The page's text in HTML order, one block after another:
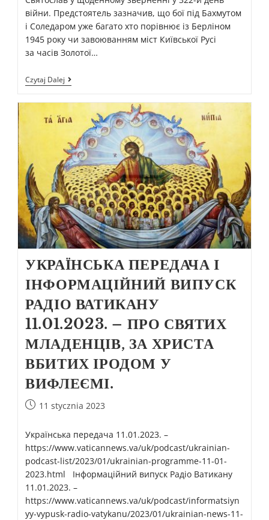
війни. Предстоятель зазначив, що бої під Бахмутом
і Соледаром уже багато хто порівнює із Берліном
1945 року чи завоюванням міст Київської Русі
за часів Золотої…
Czytaj Dalej
УКРАЇНСЬКА ПЕРЕДАЧА І
ІНФОРМАЦІЙНИЙ ВИПУСК
РАДІО ВАТИКАНУ
11.01.2023. – ПРО СВЯТИХ
МЛАДЕНЦІВ, ЗА ХРИСТА
ВБИТИХ ІРОДОМ У
ВИФЛЕЄМІ.
11 stycznia 2023
Українська передача 11.01.2023. –
https://www.vaticannews.va/uk/podcast/ukrainian-
podcast-list/2023/01/ukrainian-programme-11-01-
2023.html Інформаційний випуск Радіо Ватикану
11.01.2023. –
https://www.vaticannews.va/uk/podcast/informatsiyn
yy-vypusk-radio-vatykanu/2023/01/ukrainian-news-11-